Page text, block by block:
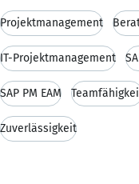
Projektmanagement
IT-Projektmanagement
SAP PM EAM
Zuverlässigkeit